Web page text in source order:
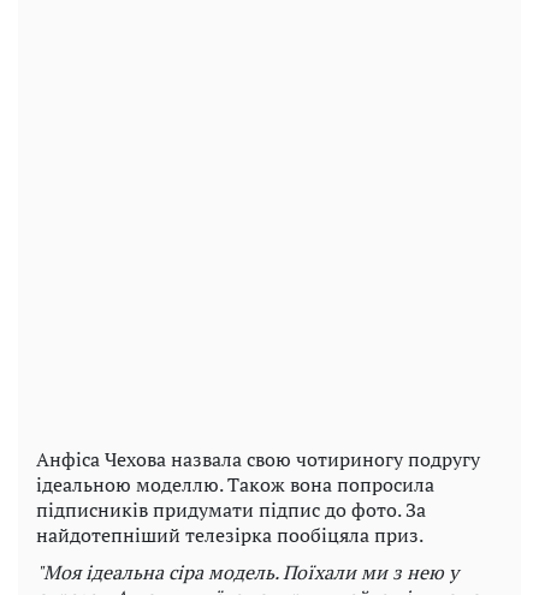
Анфіса Чехова назвала свою чотириногу подругу
ідеальною моделлю. Також вона попросила
підписників придумати підпис до фото. За
найдотепніший телезірка пообіцяла приз.
"Моя ідеальна сіра модель. Поїхали ми з нею у